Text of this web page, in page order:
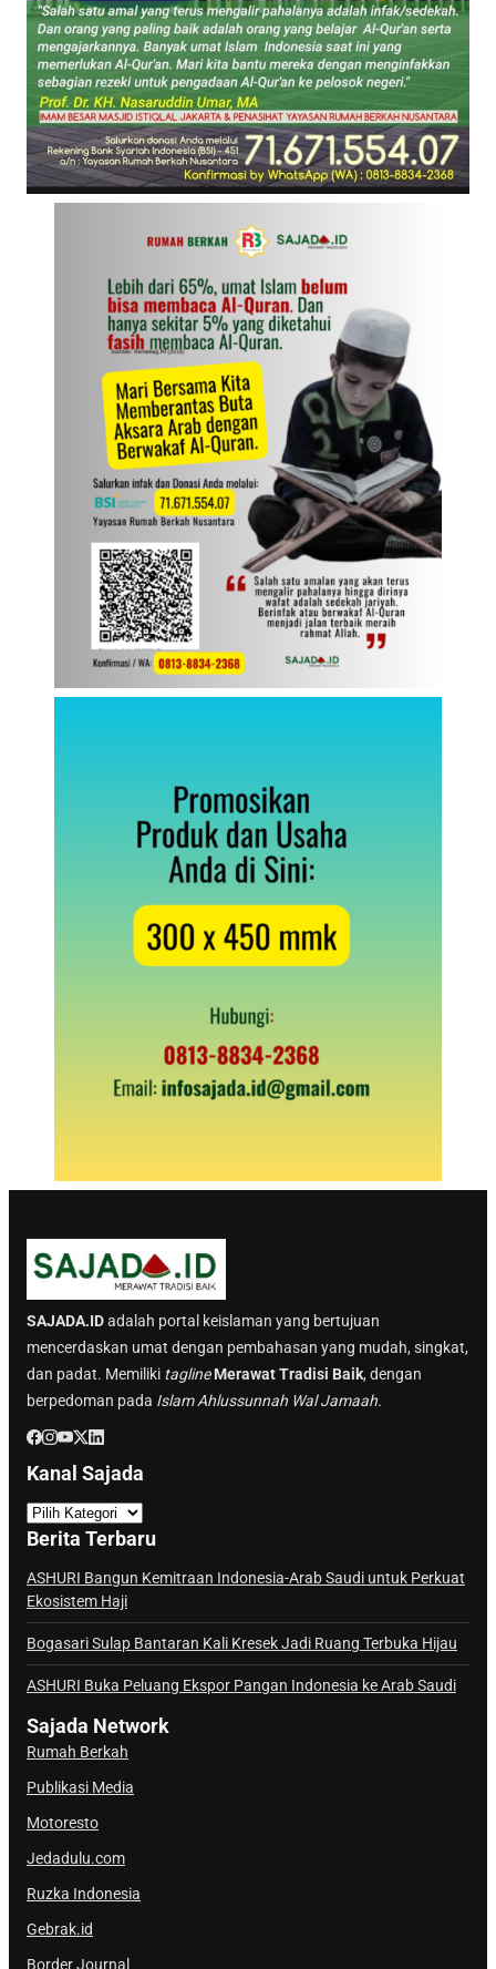
SAJADA.IDadalah portal keislaman yang bertujuan
mencerdaskan umat dengan pembahasan yang mudah, singkat,
dan padat. Memiliki tagline Merawat Tradisi Baik, dengan
berpedoman pada Islam Ahlussunnah Wal Jamaah.
Kanal Sajada
a
n
a
l
j
d
a
Berita Terbaru
ASHURI Bangun Kemitraan Indonesia-Arab Saudi untuk Perkuat
Ekosistem Haji
Bogasari Sulap Bantaran Kali Kresek Jadi Ruang Terbuka Hijau
ASHURI Buka Peluang Ekspor Pangan Indonesia ke Arab Saudi
Sajada Network
Rumah Berkah
Publikasi Media
Motoresto
Jedadulu.com
Ruzka Indonesia
Gebrak.id
Border Journal